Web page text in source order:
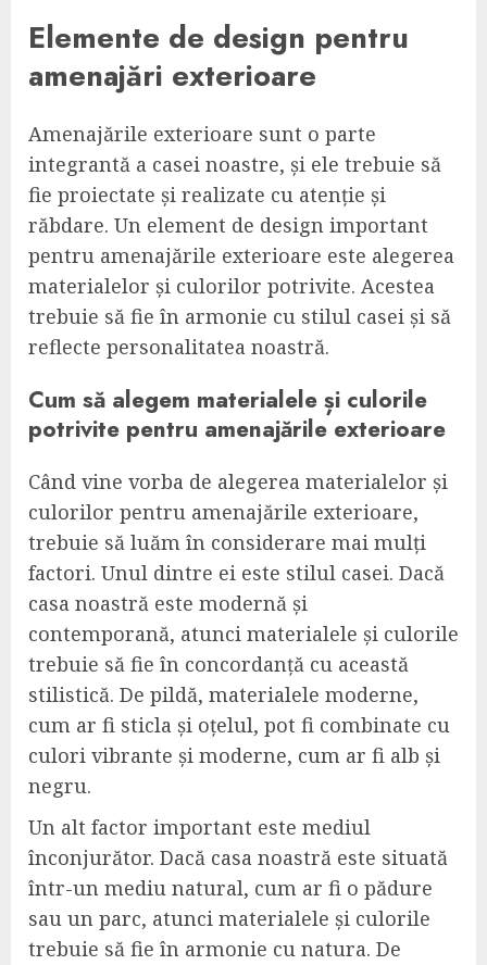
Elemente de design pentru
amenajări exterioare
Amenajările exterioare sunt o parte
integrantă a casei noastre, și ele trebuie să
fie proiectate și realizate cu atenție și
răbdare. Un element de design important
pentru amenajările exterioare este alegerea
materialelor și culorilor potrivite. Acestea
trebuie să fie în armonie cu stilul casei și să
reflecte personalitatea noastră.
Cum să alegem materialele și culorile
potrivite pentru amenajările exterioare
Când vine vorba de alegerea materialelor și
culorilor pentru amenajările exterioare,
trebuie să luăm în considerare mai mulți
factori. Unul dintre ei este stilul casei. Dacă
casa noastră este modernă și
contemporană, atunci materialele și culorile
trebuie să fie în concordanță cu această
stilistică. De pildă, materialele moderne,
cum ar fi sticla și oțelul, pot fi combinate cu
culori vibrante și moderne, cum ar fi alb și
negru.
Un alt factor important este mediul
înconjurător. Dacă casa noastră este situată
într-un mediu natural, cum ar fi o pădure
sau un parc, atunci materialele și culorile
trebuie să fie în armonie cu natura. De